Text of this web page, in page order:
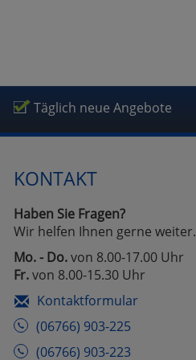
Täglich neue Angebote
KONTAKT
Haben Sie Fragen?
Wir helfen Ihnen gerne weiter.
Mo. - Do.von 8.00-17.00 Uhr
Fr.von 8.00-15.30 Uhr
Kontaktformular
(06766) 903-225
(06766) 903-223
Cookies
Alle Akzeptieren